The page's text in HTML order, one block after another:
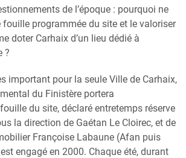
de l’époque : pourquoi ne
fouille programmée du site et le valoriser
doter Carhaix d’un lieu dédié à
?
important pour la seule Ville de Carhaix,
du Finistère portera
du site, déclaré entretemps réserve
la direction de Gaétan Le Cloirec, et de
Françoise Labaune (Afan puis
engagé en 2000. Chaque été, durant